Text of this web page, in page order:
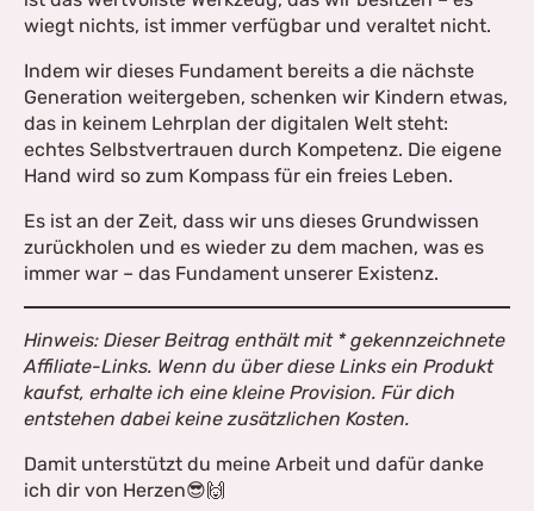
Wir verwenden Cookies, um Inhalte und Anzeigen zu
wiegt nichts, ist immer verfügbar und veraltet nicht.
Indem wir dieses Fundament bereits a die nächste
Generation weitergeben, schenken wir Kindern etwas,
das in keinem Lehrplan der digitalen Welt steht:
echtes Selbstvertrauen durch Kompetenz. Die eigene
Hand wird so zum Kompass für ein freies Leben.
Es ist an der Zeit, dass wir uns dieses Grundwissen
zurückholen und es wieder zu dem machen, was es
immer war – das Fundament unserer Existenz.
Hinweis: Dieser Beitrag enthält mit * gekennzeichnete
Affiliate-Links. Wenn du über diese Links ein Produkt
kaufst, erhalte ich eine kleine Provision. Für dich
entstehen dabei keine zusätzlichen Kosten.
Damit unterstützt du meine Arbeit und dafür danke
ich dir von Herzen😎🙌